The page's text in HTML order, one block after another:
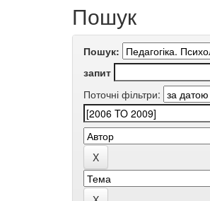
Пошук
Пошук:
запит
Поточні фільтри: